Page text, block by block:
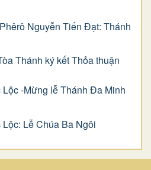
Nguyễn Tiến Đạt: Thánh
Thánh ký kết Thỏa thuận
-Mừng lễ Thánh Đa Minh
Lễ Chúa Ba Ngôi